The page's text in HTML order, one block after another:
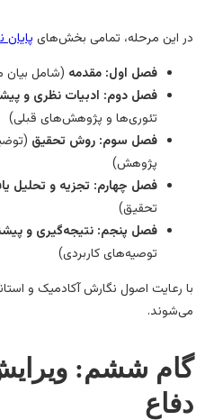
این مرحله، تمامی بخش‌هایپایان نامه
فصل اول: مقدمه(شامل بیان
فصل دوم: ادبیات نظری و پیشینه
تئوری‌ها و پژوهش‌های قبلی)
فصل سوم: روش تحقیق(توضیح
پژوهش)
فصل چهارم: تجزیه و تحلیل یافته‌ها
تحقیق)
فصل پنجم: نتیجه‌گیری و
توصیه‌های کاربردی)
رعایت اصول نگارش آکادمیک و
ششم: ویرایش،